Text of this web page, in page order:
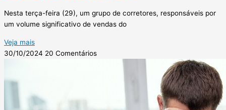
Nesta terça-feira (29), um grupo de corretores, responsáveis por
um volume significativo de vendas do
Veja mais
30/10/2024 20 Comentários